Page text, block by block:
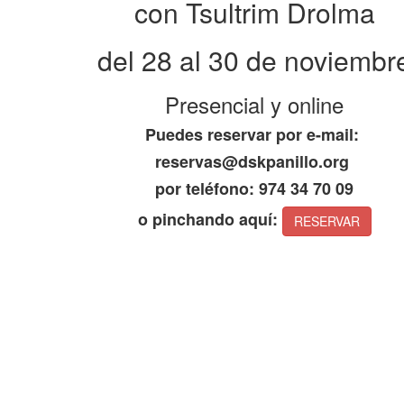
con Tsultrim Drolma
del 28 al 30 de
Presencial y online
Puedes reservar por e-mail:
reservas@dskpanillo.org
por teléfono: 974 34 70 09
o pinchando aquí:
RESERVAR